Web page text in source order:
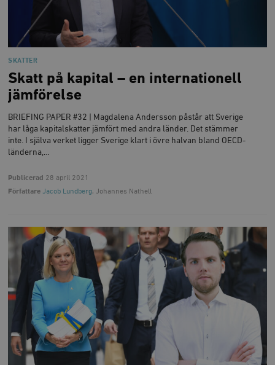
SKATTER
Skatt på kapital – en internationell
jämförelse
BRIEFING PAPER #32 | Magdalena Andersson påstår att Sverige
har låga kapitalskatter jämfört med andra länder. Det stämmer
inte. I själva verket ligger Sverige klart i övre halvan bland OECD-
länderna,…
Publicerad 28 april 2021
Författare Jacob Lundberg, Johannes Nathell